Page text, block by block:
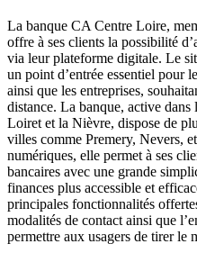
La banque CA Centre Loire,
offre à ses clients la possibilité
via leur plateforme digitale. Le
un point d’entrée essentiel pour
ainsi que les entreprises,
distance. La banque, active dans
Loiret et la Nièvre, dispose de
villes comme Premery, Nevers,
numériques, elle permet à ses
bancaires avec une grande
finances plus accessible et
principales fonctionnalités
modalités de contact ainsi que
permettre aux usagers de tirer le